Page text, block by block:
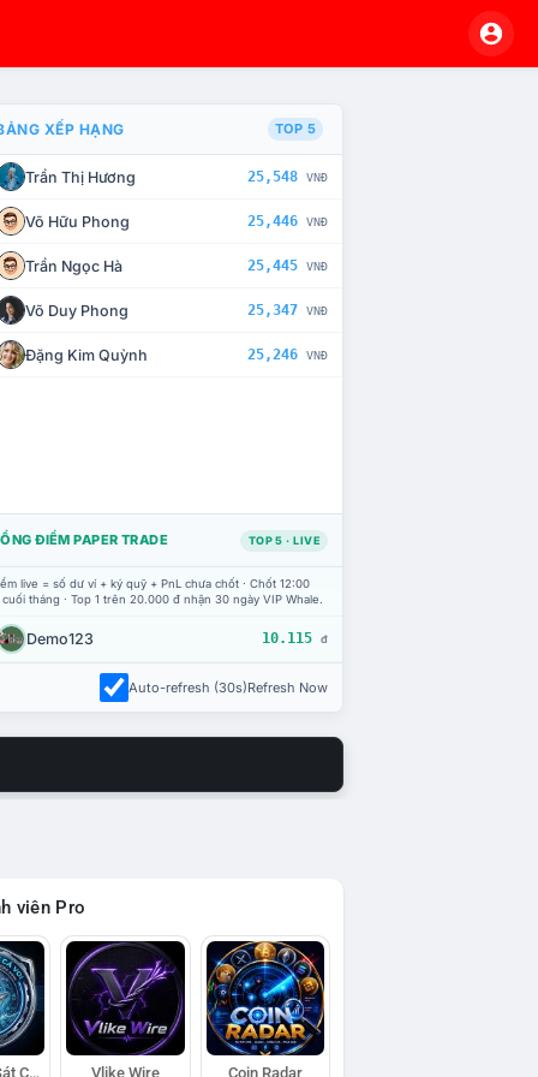
CHẾ TÀI XỬ LÝ VI PHẠM
XẾP HẠNG TOP 5
Trần Thị Hương 25,548 VNĐ
Võ Hữu Phong 25,446 VNĐ
Trần Ngọc Hà 25,445 VNĐ
Võ Duy Phong 25,347 VNĐ
Đặng Kim Quỳnh 25,246 VNĐ
ĐIỂM PAPER TRADE TOP 5 · LIVE
live = số dư ví + ký quỹ + PnL chưa chốt · Chốt 12:00
tháng · Top 1 trên 20.000 đ nhận 30 ngày VIP Whale.
Demo123 10.115 đ
Auto-refresh (30s)Refresh Now
viên Pro
Đội Trinh Sát Cá Voi Vlike Wire Coin Radar